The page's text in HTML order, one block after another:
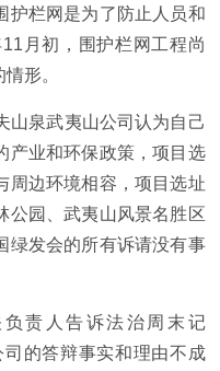
护栏网是为了防止人员和
月初，围护栏网工程尚
形。
山泉武夷山公司认为自己
产业和环保政策，项目选
周边环境相容，项目选址
公园、武夷山风景名胜区
绿发会的所有诉请没有事
责人告诉法治周末记
的答辩事实和理由不成